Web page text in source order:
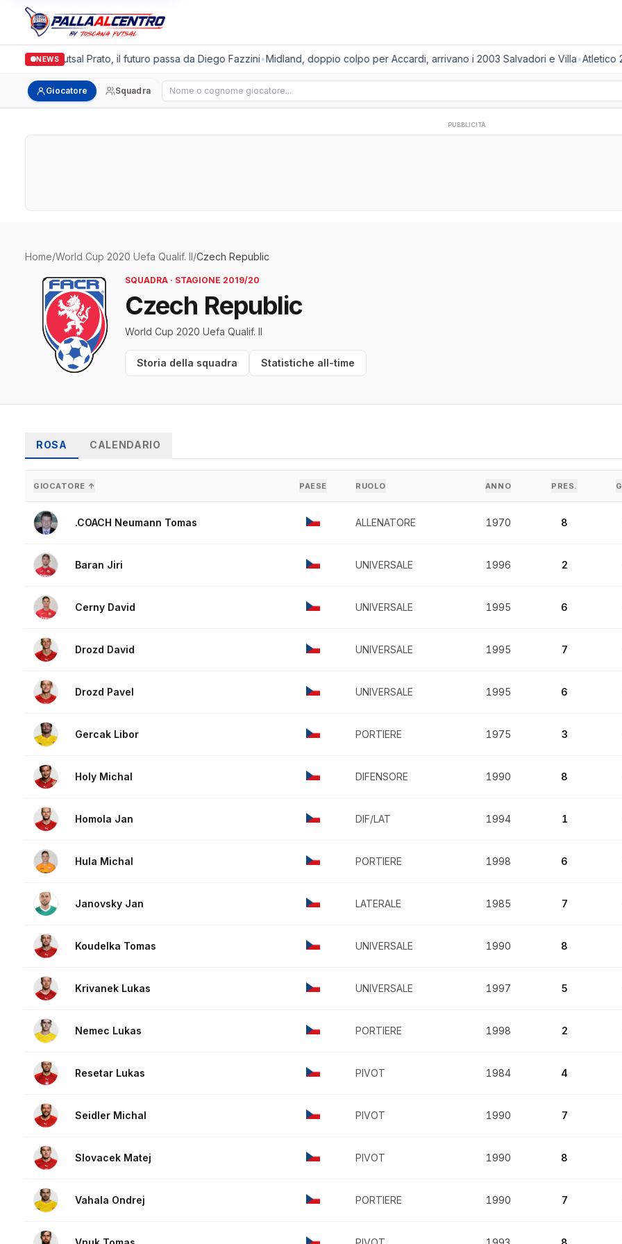
NEWS
Italgronda Futsal Prato, il futuro passa da Diego Fazzini•Midland, doppio colpo per Accardi, arrivano i 2003 Salvadori e Villa•Atletico
Giocatore Squadra Cerca giocatore
PUBBLICITÀ
Home/World Cup 2020 Uefa Qualif. II/Czech Republic
SQUADRA · STAGIONE 2019/20
Czech Republic
World Cup 2020 Uefa Qualif. II
Storia della squadra Statistiche all-time
ROSA CALENDARIO
GIOCATORE ↑ PAESE RUOLO ANNO PRES.
.COACH Neumann Tomas ALLENATORE 1970 8
Baran Jiri UNIVERSALE 1996 2
Cerny David UNIVERSALE 1995 6
Drozd David UNIVERSALE 1995 7
Drozd Pavel UNIVERSALE 1995 6
Gercak Libor PORTIERE 1975 3
Holy Michal DIFENSORE 1990 8
Homola Jan DIF/LAT 1994 1
Hula Michal PORTIERE 1998 6
Janovsky Jan LATERALE 1985 7
Koudelka Tomas UNIVERSALE 1990 8
Krivanek Lukas UNIVERSALE 1997 5
Nemec Lukas PORTIERE 1998 2
Resetar Lukas PIVOT 1984 4
Seidler Michal PIVOT 1990 7
Slovacek Matej PIVOT 1990 8
Vahala Ondrej PORTIERE 1990 7